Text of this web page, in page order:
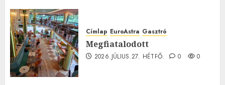
Címlap EuroAstra Gasztró
Megfiatalodott
2026.JÚLIUS.27. HÉTFŐ. 0 0